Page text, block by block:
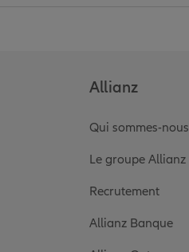
Allianz
Qui sommes-nous
Le groupe Allianz
Recrutement
Allianz Banque